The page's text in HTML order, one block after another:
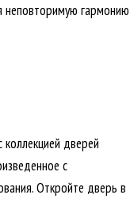
неповторимую гармонию
дверей
с
Откройте дверь в